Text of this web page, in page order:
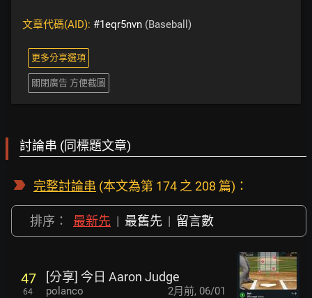
文章代碼(AID): #1eqr5nvn (Baseball)
更多分享選項
關閉廣告 方便截圖
討論串 (同標題文章)
完整討論串 (本文為第 174 之 208 篇)：
排序： 最新先 | 最舊先 | 留言數
47
64
[分享] 今日 Aaron Judge
polanco 2月前, 06/01